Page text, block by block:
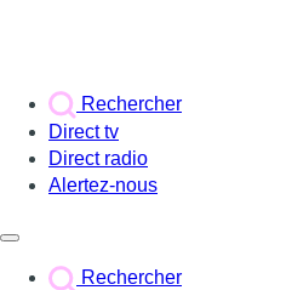
Rechercher
Direct tv
Direct radio
Alertez-nous
Rechercher